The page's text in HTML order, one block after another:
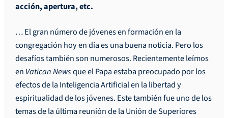
acción, apertura, etc.
… El gran número de jóvenes en formación en la
congregación hoy en día es una buena noticia. Pero los
desafíos también son numerosos. Recientemente leímos
en Vatican Newsque el Papa estaba preocupado por los
efectos de la Inteligencia Artificial en la libertad y
espiritualidad de los jóvenes. Este también fue uno de los
temas de la última reunión de la Unión de Superiores